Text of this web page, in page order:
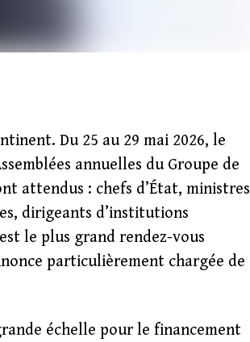
Du 25 au 29 mai 2026, le
annuelles du Groupe de
attendus : chefs d’État, ministres
dirigeants d’institutions
le plus grand rendez-vous
particulièrement chargée de
échelle pour le financement